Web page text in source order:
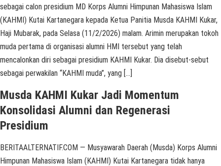
sebagai calon presidium MD Korps Alumni Himpunan Mahasiswa Islam
(KAHMI) Kutai Kartanegara kepada Ketua Panitia Musda KAHMI Kukar,
Haji Mubarak, pada Selasa (11/2/2026) malam. Arimin merupakan tokoh
muda pertama di organisasi alumni HMI tersebut yang telah
mencalonkan diri sebagai presidium KAHMI Kukar. Dia disebut-sebut
sebagai perwakilan “KAHMI muda”, yang […]
Musda KAHMI Kukar Jadi Momentum
Konsolidasi Alumni dan Regenerasi
Presidium
BERITAALTERNATIF.COM — Musyawarah Daerah (Musda) Korps Alumni
Himpunan Mahasiswa Islam (KAHMI) Kutai Kartanegara tidak hanya